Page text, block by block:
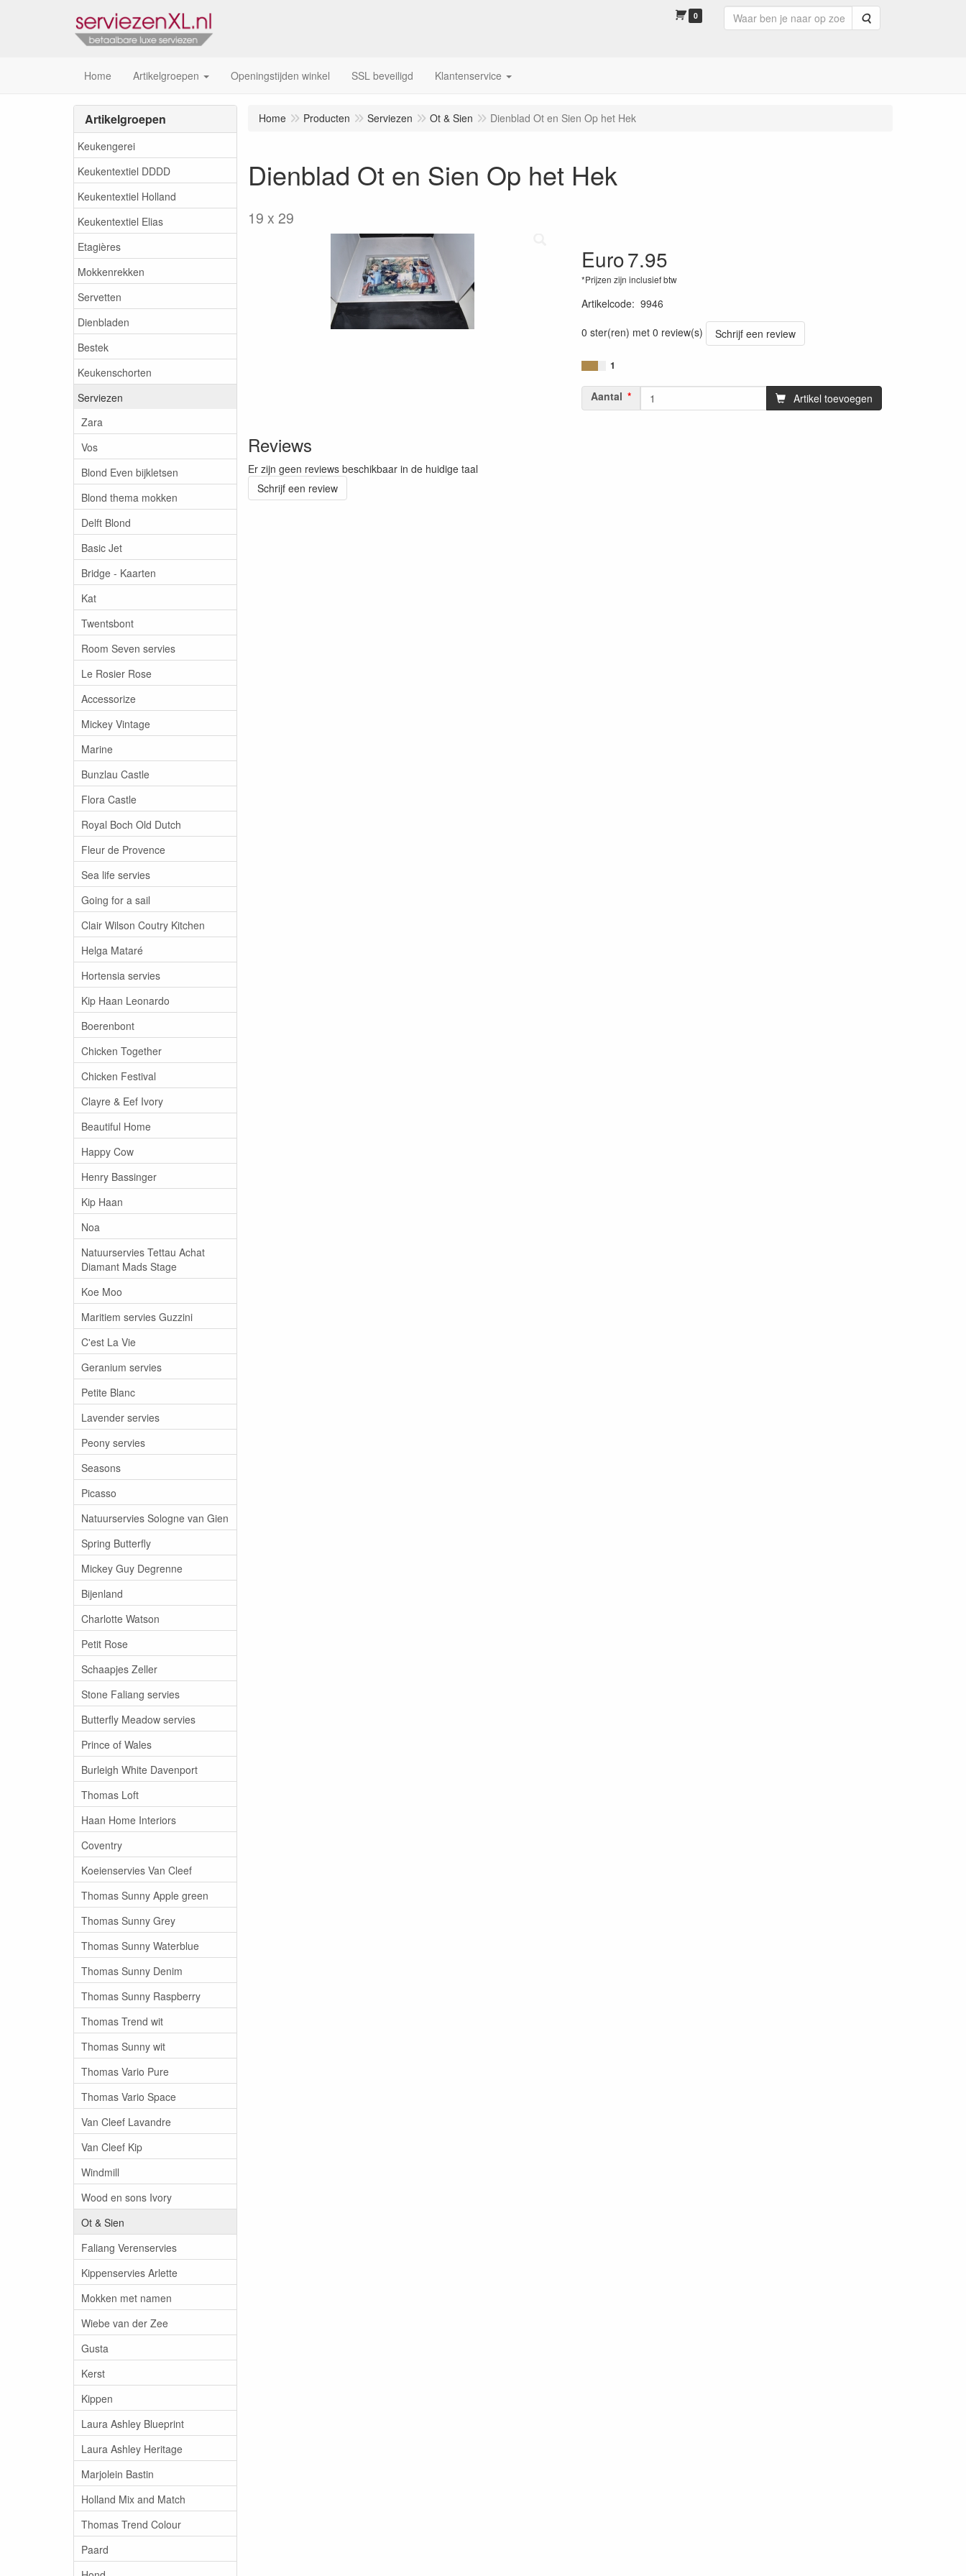
0 Zoeken
Home Artikelgroepen Openingstijden winkel SSL beveiligd Klantenservice
Artikelgroepen
Keukengerei
Keukentextiel DDDD
Keukentextiel Holland
Keukentextiel Elias
Etagières
Mokkenrekken
Servetten
Dienbladen
Bestek
Keukenschorten
Serviezen
Zara
Vos
Blond Even bijkletsen
Blond thema mokken
Delft Blond
Basic Jet
Bridge - Kaarten
Kat
Twentsbont
Room Seven servies
Le Rosier Rose
Accessorize
Mickey Vintage
Marine
Bunzlau Castle
Flora Castle
Royal Boch Old Dutch
Fleur de Provence
Sea life servies
Going for a sail
Clair Wilson Coutry Kitchen
Helga Mataré
Hortensia servies
Kip Haan Leonardo
Boerenbont
Chicken Together
Chicken Festival
Clayre & Eef Ivory
Beautiful Home
Happy Cow
Henry Bassinger
Kip Haan
Noa
Natuurservies Tettau Achat
Diamant Mads Stage
Koe Moo
Maritiem servies Guzzini
C'est La Vie
Geranium servies
Petite Blanc
Lavender servies
Peony servies
Seasons
Picasso
Natuurservies Sologne van Gien
Spring Butterfly
Mickey Guy Degrenne
Bijenland
Charlotte Watson
Petit Rose
Schaapjes Zeller
Stone Faliang servies
Butterfly Meadow servies
Prince of Wales
Burleigh White Davenport
Thomas Loft
Haan Home Interiors
Coventry
Koeienservies Van Cleef
Thomas Sunny Apple green
Thomas Sunny Grey
Thomas Sunny Waterblue
Thomas Sunny Denim
Thomas Sunny Raspberry
Thomas Trend wit
Thomas Sunny wit
Thomas Vario Pure
Thomas Vario Space
Van Cleef Lavandre
Van Cleef Kip
Windmill
Wood en sons Ivory
Ot & Sien
Faliang Verenservies
Kippenservies Arlette
Mokken met namen
Wiebe van der Zee
Gusta
Kerst
Kippen
Laura Ashley Blueprint
Laura Ashley Heritage
Marjolein Bastin
Holland Mix and Match
Thomas Trend Colour
Paard
Home Producten Serviezen Ot & Sien Dienblad Ot en Sien Op het Hek
Dienblad Ot en Sien Op het Hek
19 x 29
Euro7.95
*Prijzen zijn inclusief btw
Artikelcode: 9946
0 ster(ren) met 0 review(s)
Schrijf een review
1
Aantal Artikel toevoegen
Reviews
Er zijn geen reviews beschikbaar in de huidige taal
Schrijf een review